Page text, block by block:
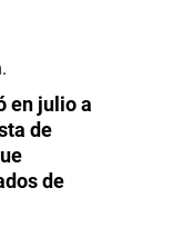
en julio a
de
de